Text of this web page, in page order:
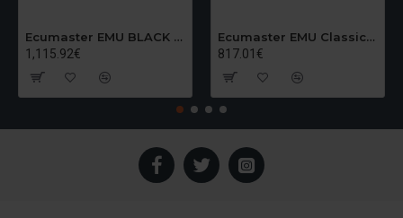
Ecumaster EMU BLACK USB-C moottorinohjainlaite
1,115.92€
Ecumaster EMU Classic moottorinohjainlaite
817.01€